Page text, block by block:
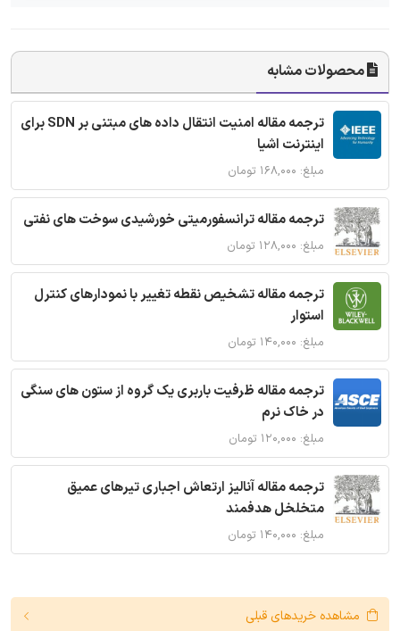
محصولات مشابه
ترجمه مقاله امنیت انتقال داده های مبتنی بر SDN برای
اینترنت اشیا
مبلغ: ۱۶۸,۰۰۰ تومان
ترجمه مقاله ترانسفورمیتی خورشیدی سوخت های نفتی
مبلغ: ۱۲۸,۰۰۰ تومان
ترجمه مقاله تشخیص نقطه تغییر با نمودارهای کنترل
استوار
مبلغ: ۱۴۰,۰۰۰ تومان
ترجمه مقاله ظرفیت باربری یک گروه از ستون های سنگی
در خاک نرم
مبلغ: ۱۲۰,۰۰۰ تومان
ترجمه مقاله آنالیز ارتعاش اجباری تیرهای عمیق
متخلخل هدفمند
مبلغ: ۱۴۰,۰۰۰ تومان
مشاهده خریدهای قبلی